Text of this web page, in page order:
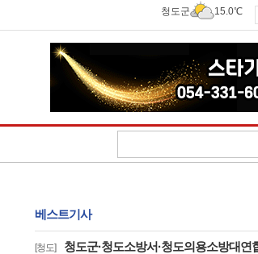
청도군 15.0℃
베스트기사
[청도] 청도군·청도소방서·청도의용소방대연합회 임원 소